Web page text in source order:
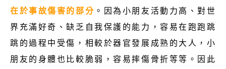
在於事故傷害的部分 。因為小朋友活動力高、對世
界充滿好奇、缺乏自我保護的能力，容易在跑跑跳
跳的過程中受傷，相較於器官發展成熟的大人，小
朋友的身體也比較脆弱，容易摔傷骨折等等。因此